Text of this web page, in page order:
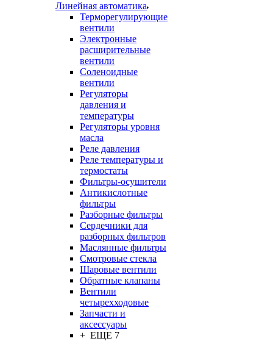
Линейная автоматика
Терморегулирующие
вентили
Электронные
расширительные
вентили
Соленоидные
вентили
Регуляторы
давления и
температуры
Регуляторы уровня
масла
Реле давления
Реле температуры и
термостаты
Фильтры-осушители
Антикислотные
фильтры
Разборные фильтры
Сердечники для
разборных фильтров
Маслянные фильтры
Смотровые стекла
Шаровые вентили
Обратные клапаны
Вентили
четырехходовые
Запчасти и
аксессуары
+ ЕЩЕ 7